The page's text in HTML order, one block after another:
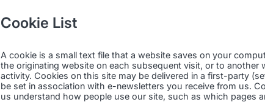
Cookie List
A cookie is a small text file that a website saves on your
the originating website on each subsequent visit, or to
activity. Cookies on this site may be delivered in a first-party
be set in association with e-newsletters you receive from us.
us understand how people use our site, such as which pages